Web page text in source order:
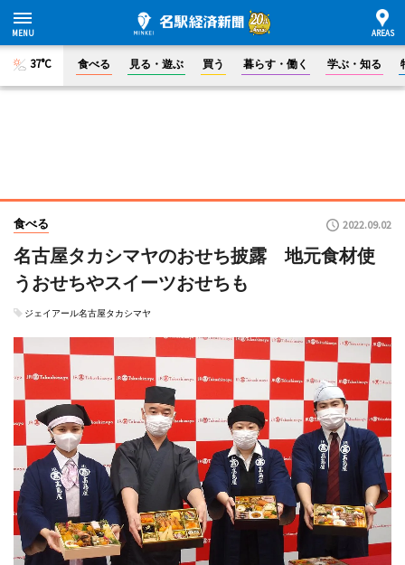
37°C 食べる 見る・遊ぶ 買う 暮らす・働く 学ぶ・知る
食べる 2022.09.02
名古屋タカシマヤのおせち披露 地元食材使
うおせちやスイーツおせちも
ジェイアール名古屋タカシマヤ